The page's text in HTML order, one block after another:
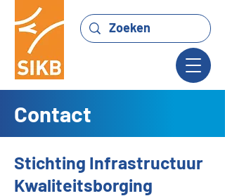
Contact
Stichting Infrastructuur
Kwaliteitsborging